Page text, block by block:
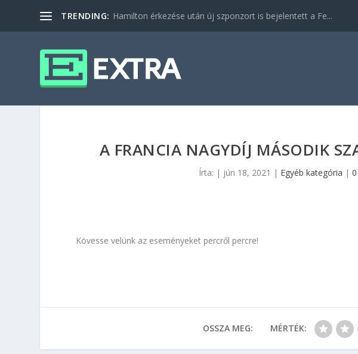
TRENDING: Hamilton érkezése után új szponzort is bejelentett a Fe...
A FRANCIA NAGYDÍJ MÁSODIK
Írta: | jún 18, 2021 | Egyéb kategória |
Kövesse velünk az eseményeket percről percre!
OSSZA MEG: MÉRTÉK: